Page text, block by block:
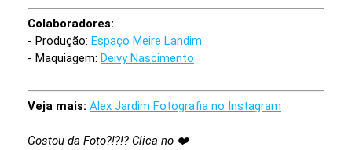
Colaboradores:
- Produção: Espaço Meire Landim
- Maquiagem: Deivy Nascimento
Veja mais: Alex Jardim Fotografia no Instagram
Gostou da Foto?!?!? Clica no ❤️